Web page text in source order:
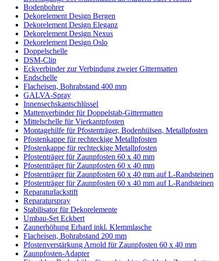
Bodenbohrer
Dekorelement Design Bergen
Dekorelement Design Eleganz
Dekorelement Design Nexus
Dekorelement Design Oslo
Doppelschelle
DSM-Clip
Eckverbinder zur Verbindung zweier Gittermatten
Endschelle
Flacheisen, Bohrabstand 400 mm
GALVA-Spray
Innensechskantschlüssel
Mattenverbinder für Doppelstab-Gittermatten
Mittelschelle für Vierkantpfosten
Montagehilfe für Pfostenträger, Bodenhülsen, Metallpfosten
Pfostenkappe für rechteckige Metallpfosten
Pfostenkappe für rechteckige Metallpfosten
Pfostenträger für Zaunpfosten 60 x 40 mm
Pfostenträger für Zaunpfosten 60 x 40 mm
Pfostenträger für Zaunpfosten 60 x 40 mm auf L-Randsteinen
Pfostenträger für Zaunpfosten 60 x 40 mm auf L-Randsteinen
Reparaturlackstift
Reparaturspray
Stabilisator für Dekorelemente
Umbau-Set Eckbert
Zaunerhöhung Erhard inkl. Klemmlasche
Flacheisen, Bohrabstand 200 mm
Pfostenverstärkung Arnold für Zaunpfosten 60 x 40 mm
Zaunpfosten-Adapter